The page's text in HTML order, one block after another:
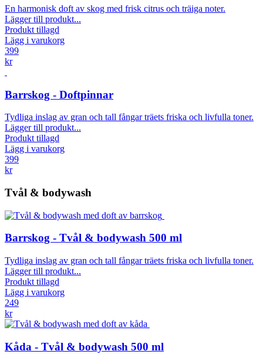
En harmonisk doft av skog med frisk citrus och träiga noter.
Lägger till produkt...
Produkt tillagd
Lägg i varukorg
399
kr
Barrskog - Doftpinnar
Tydliga inslag av gran och tall fångar träets friska och livfulla toner.
Lägger till produkt...
Produkt tillagd
Lägg i varukorg
399
kr
Tvål & bodywash
Barrskog - Tvål & bodywash 500 ml
Tydliga inslag av gran och tall fångar träets friska och livfulla toner.
Lägger till produkt...
Produkt tillagd
Lägg i varukorg
249
kr
Kåda - Tvål & bodywash 500 ml